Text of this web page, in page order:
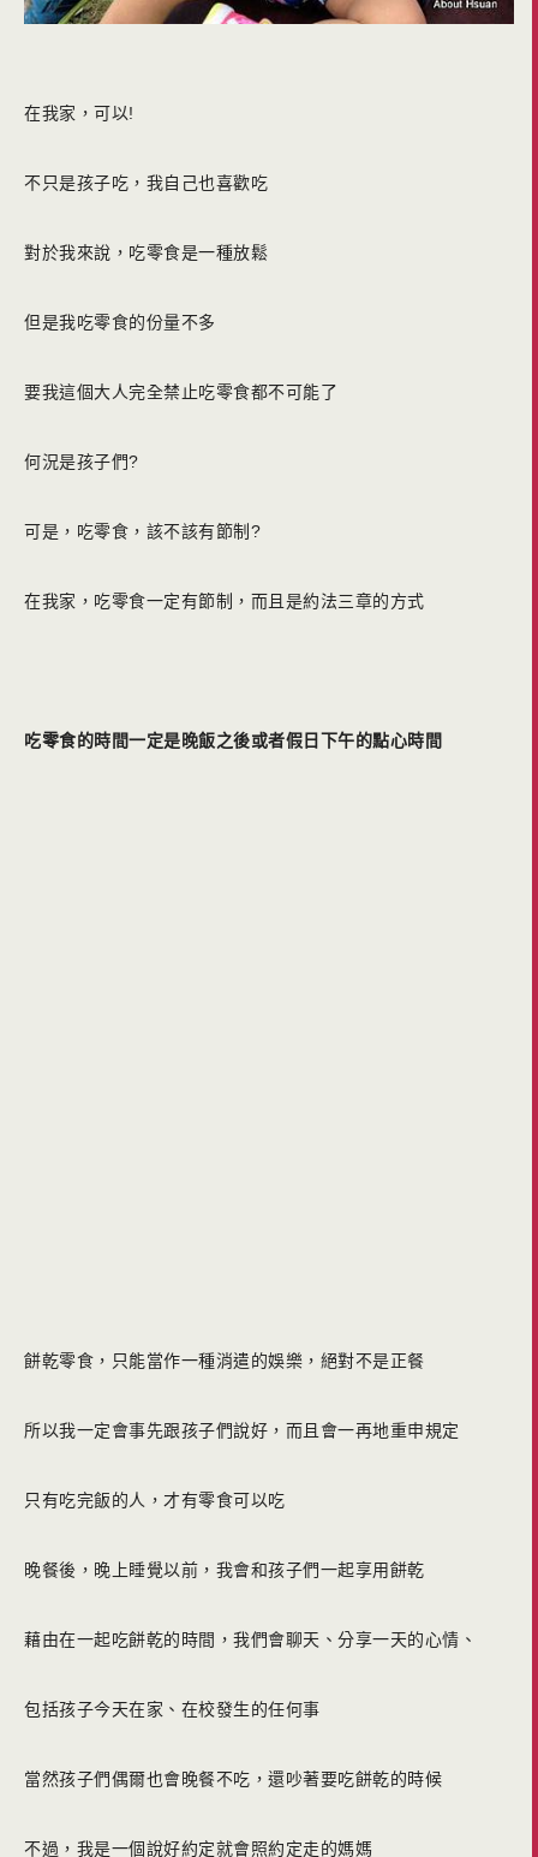
在我家，可以!
不只是孩子吃，我自己也喜歡吃
對於我來說，吃零食是一種放鬆
但是我吃零食的份量不多
要我這個大人完全禁止吃零食都不可能了
何況是孩子們?
可是，吃零食，該不該有節制?
在我家，吃零食一定有節制，而且是約法三章的方式
吃零食的時間一定是晚飯之後或者假日下午的點心時間
餅乾零食，只能當作一種消遣的娛樂，絕對不是正餐
所以我一定會事先跟孩子們說好，而且會一再地重申規定
只有吃完飯的人，才有零食可以吃
晚餐後，晚上睡覺以前，我會和孩子們一起享用餅乾
藉由在一起吃餅乾的時間，我們會聊天、分享一天的心情、
包括孩子今天在家、在校發生的任何事
當然孩子們偶爾也會晚餐不吃，還吵著要吃餅乾的時候
不過，我是一個說好約定就會照約定走的媽媽